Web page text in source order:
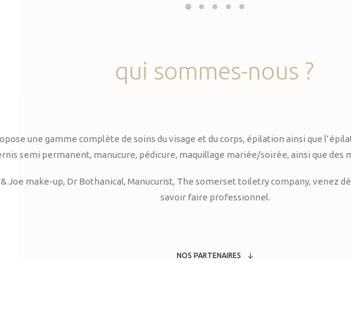
qui sommes-nous ?
une gamme complète de soins du visage et du corps, épilation ainsi que
semi permanent, manucure, pédicure, maquillage mariée/soirée, ainsi que des
& Joe make-up, Dr Bothanical, Manucurist, The somerset toiletry company, venez
savoir faire professionnel.
NOS PARTENAIRES